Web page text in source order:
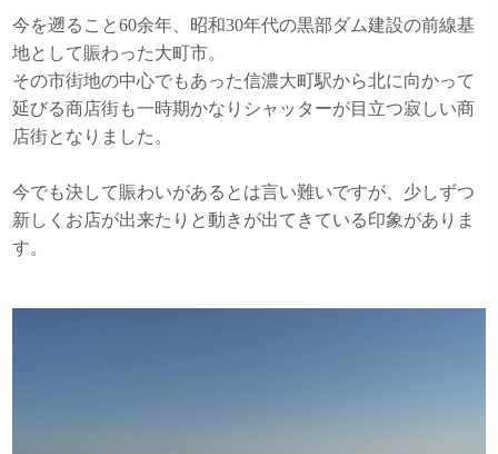
今を遡ること60余年、昭和30年代の黒部ダム建設の前線基
地として賑わった大町市。
その市街地の中心でもあった信濃大町駅から北に向かって
延びる商店街も一時期かなりシャッターが目立つ寂しい商
店街となりました。
今でも決して賑わいがあるとは言い難いですが、少しずつ
新しくお店が出来たりと動きが出てきている印象がありま
す。